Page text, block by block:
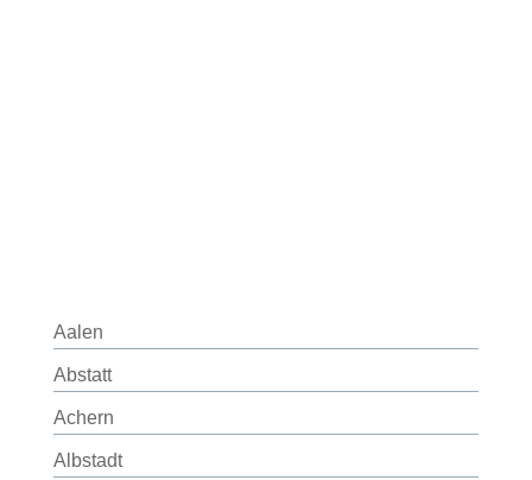
Aalen
Abstatt
Achern
Albstadt